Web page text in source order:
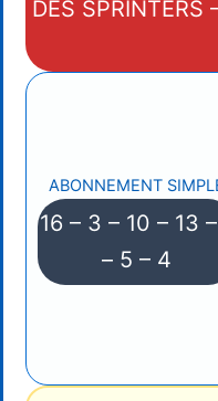
DES SPRINTERS
ABONNEMENT
16 – 3 – 10 – 13
– 5 – 4